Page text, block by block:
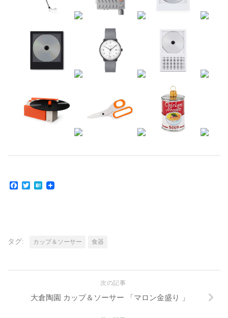
Facebook
TwitterHatena
タグ: カップ＆ソーサー 食器
次の記事
大倉陶園 カップ＆ソーサー 「マロン金盛り 」